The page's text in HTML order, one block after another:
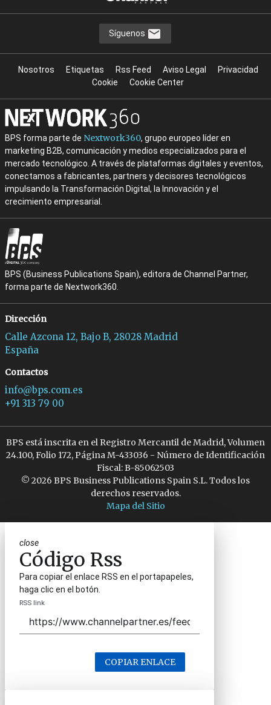
Síguenos
Nosotros Etiquetas Rss Feed Aviso Legal
Privacidad
Cookie
Cookie Center
BPS forma parte de Nextwork360, grupo europeo líder en
marketing B2B, comunicación y medios especializados para el
mercado tecnológico. A través de plataformas digitales y eventos,
conectamos a fabricantes, partners y decisores tecnológicos
impulsando la Transformación Digital, la Innovación y el
crecimiento empresarial.
BPS (Business Publications Spain), editora de Channel Partner,
forma parte de Nextwork360.
Dirección
Calle Azcona 12, Bajo B, 28028 Madrid
España
Contactos
info@bps.com.es
+91 313 79 00
BPS está inscrita en el Registro Mercantil de Madrid, Volumen
24.100, Folio 172, Página M-433036 - Número de Identificación
Fiscal: B-85062503
© 2026 BPS Business Publications Spain S.L. Todos los
derechos reservados.
Mapa del Sitio
close
Código Rss
Para copiar el enlace RSS en el portapapeles,
haga clic en el botón.
RSS link
COPIAR ENLACE